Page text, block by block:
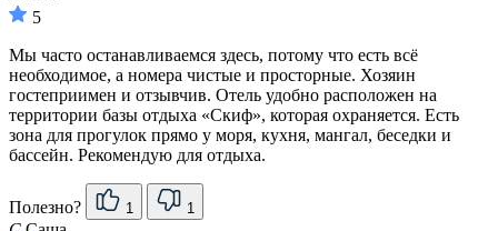
5
Мы часто останавливаемся здесь, потому что есть всё
необходимое, а номера чистые и просторные. Хозяин
гостеприимен и отзывчив. Отель удобно расположен на
территории базы отдыха «Скиф», которая охраняется. Есть
зона для прогулок прямо у моря, кухня, мангал, беседки и
бассейн. Рекомендую для отдыха.
Полезно? 1 1